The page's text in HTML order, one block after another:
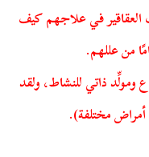
في علاجهم كيف
من عللهم.
ومولِّد ذاتي للنشاط، ولقد
أمراض مختلفة).